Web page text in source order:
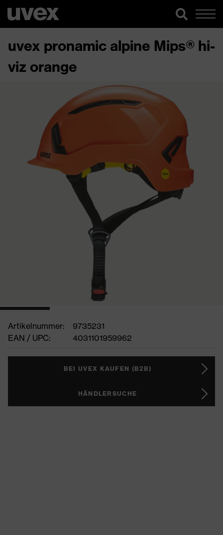
uvex pronamic alpine Mips® hi-
viz orange
Artikelnummer:
9735231
EAN / UPC:
4031101959962
BEI UVEX KAUFEN (B2B)
HÄNDLERSUCHE